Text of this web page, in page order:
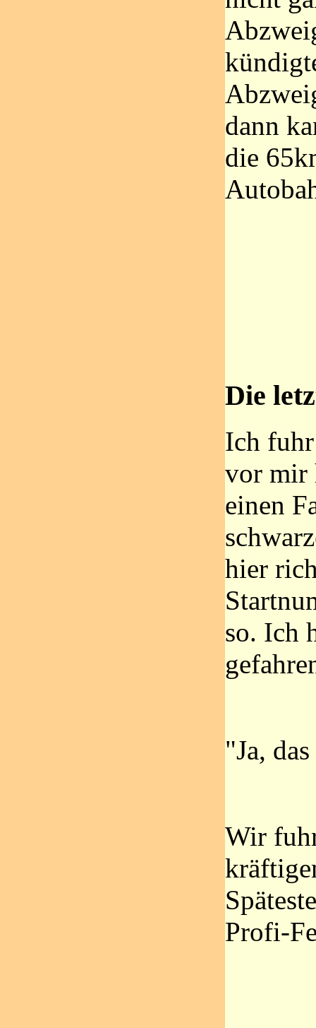
dann
die
Die
Ich
vor mir
einen
hier
so. Ich
"Ja,
Wir
Profi-